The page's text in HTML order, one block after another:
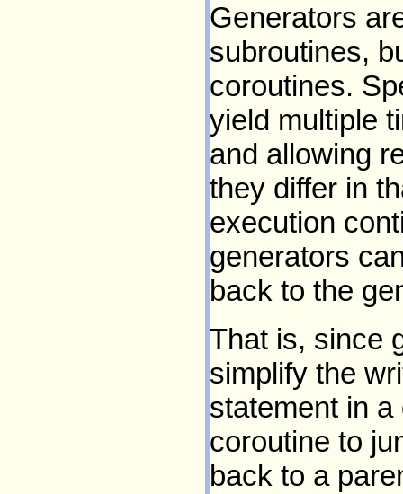
Generators
subroutines,
coroutines.
yield multiple
and allowing
they differ in
execution
generators
back to the
That is, since
simplify the
statement in
coroutine to
back to a